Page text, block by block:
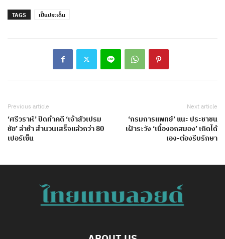
TAGS เป็นประเด็น
Previous article
‘ศรีวราห์’ ปัดทำคดี ‘เจ้าสัวเปรม
ชัย’ ล่าช้า สำนวนเสร็จแล้วกว่า 80
เปอร์เซ็น
Next article
‘กรมการแพทย์’ แนะ ประชาชน
เฝ้าระวัง ‘เนื้องอกสมอง’ เกิดได้
เอง-ต้องรีบรักษา